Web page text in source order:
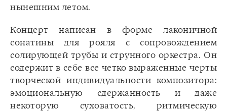
нынешним летом.
Концерт написан в форме лаконичной
сонатины для рояля с сопровождением
солирующей трубы и струнного оркестра. Он
содержит в себе все четко выраженные черты
творческой индивидуальности композитора:
эмоциональную сдержанность и даже
некоторую суховатость, ритмическую